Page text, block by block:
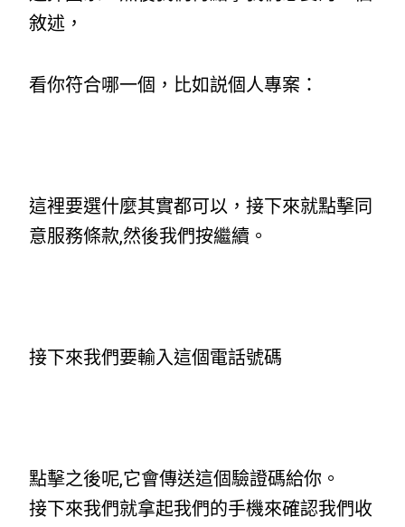
敘述，
看你符合哪一個，比如説個人專案：
這裡要選什麼其實都可以，接下來就點擊同
意服務條款,然後我們按繼續。
接下來我們要輸入這個電話號碼
點擊之後呢,它會傳送這個驗證碼給你。
接下來我們就拿起我們的手機來確認我們收